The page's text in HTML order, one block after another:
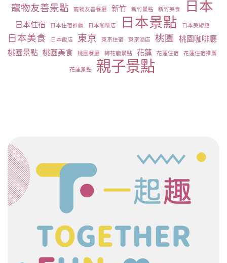
寵物友善景點 寵物友善餐廳 新竹 新竹景點 新竹美食 日本
日本住宿 日本住宿推薦 日本咖啡店 日本景點 日本美術館
日本美食 日本飯店 東京 東京住宿 東京酒店 桃園
桃園咖啡廳
桃園景點 桃園美食 桃園餐廳 梅花鹿景點 花蓮 花蓮住宿 花蓮住宿推薦
花蓮景點 親子景點